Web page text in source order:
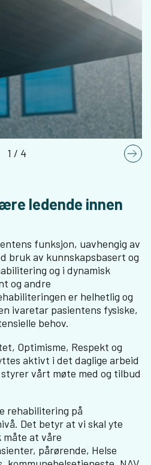
ledende innen
funksjon, uavhengig av
bruk av kunnskapsbasert og
og i dynamisk
og andre
er helhetlig og
ivaretar pasientens fysiske,
behov.
Optimisme, Respekt og
aktivt i det daglige arbeid
vårt møte med og tilbud
rehabilitering på
Det betyr at vi skal yte
måte at våre
pårørende, Helse
1 / 4